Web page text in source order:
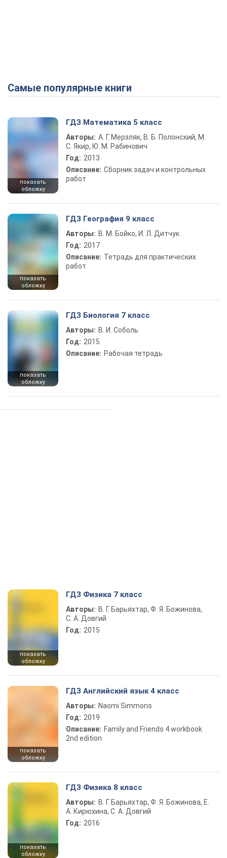
Самые популярные книги
показать
обложку
ГДЗ Математика 5 класс
Авторы: А. Г. Мерзляк, В. Б. Полонский, М.
С. Якир, Ю. М. Рабинович
Год: 2013
Описание: Сборник задач и контрольных
работ
показать
обложку
ГДЗ География 9 класс
Авторы: В. М. Бойко, И. Л. Дитчук
Год: 2017
Описание: Тетрадь для практических
работ
показать
обложку
ГДЗ Биология 7 класс
Авторы: В. И. Соболь
Год: 2015
Описание: Рабочая тетрадь
показать
обложку
ГДЗ Физика 7 класс
Авторы: В. Г. Барьяхтар, Ф. Я. Божинова,
С. А. Довгий
Год: 2015
показать
обложку
ГДЗ Английский язык 4 класс
Авторы: Naomi Simmons
Год: 2019
Описание: Family and Friends 4 workbook
2nd edition
показать
обложку
ГДЗ Физика 8 класс
Авторы: В. Г. Барьяхтар, Ф. Я. Божинова, Е.
А. Кирюхина, С. А. Довгий
Год: 2016